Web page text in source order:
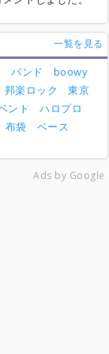
一覧を見る
バンド
boowy
邦楽ロック
東京
ント
ハロプロ
布袋
ベース
Ads by Google